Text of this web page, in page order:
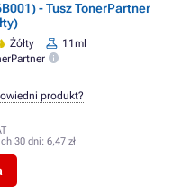
- Tusz TonerPartner
Żółty
11ml
30 dni: 6,47 zł
produkt?